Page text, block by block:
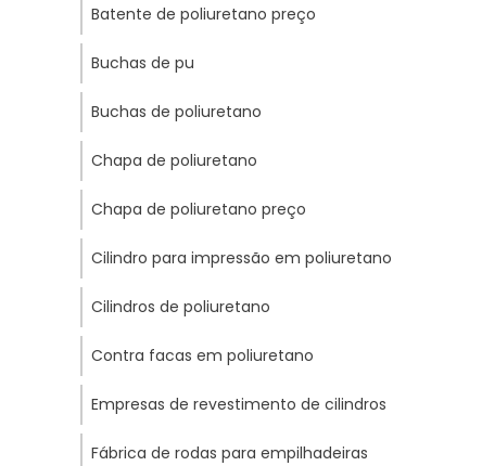
Batente de poliuretano preço
Buchas de pu
Buchas de poliuretano
Chapa de poliuretano
Chapa de poliuretano preço
Cilindro para impressão em poliuretano
Cilindros de poliuretano
Contra facas em poliuretano
Empresas de revestimento de cilindros
Fábrica de rodas para empilhadeiras